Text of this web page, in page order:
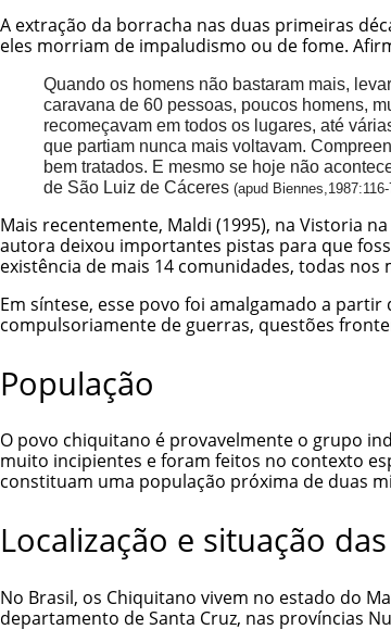
A extração da borracha nas duas primeiras
eles morriam de impaludismo ou de fome.
Quando os homens não bastaram mais,
caravana de 60 pessoas, poucos homens,
recomeçavam em todos os lugares, até
que partiam nunca mais voltavam.
bem tratados. E mesmo se hoje não
de São Luiz de Cáceres (apud Biennes,1987:116-
Mais recentemente, Maldi (1995), na Vistoria
autora deixou importantes pistas para que
existência de mais 14 comunidades, todas nos
Em síntese, esse povo foi amalgamado a
compulsoriamente de guerras, questões
População
O povo chiquitano é provavelmente o grupo
muito incipientes e foram feitos no contexto
constituam uma população próxima de duas
Localização e situação
No Brasil, os Chiquitano vivem no estado do
departamento de Santa Cruz, nas províncias